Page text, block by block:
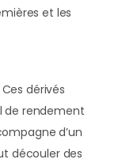
et les
dérivés
de rendement
d’un
découler des